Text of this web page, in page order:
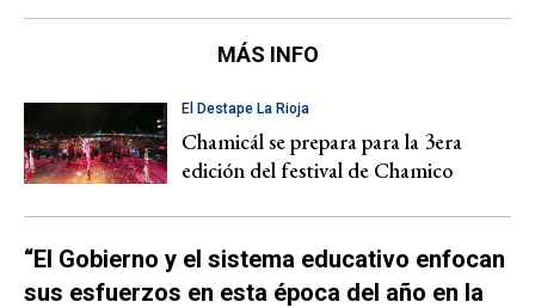
MÁS INFO
El Destape La Rioja
Chamicál se prepara para la 3era
edición del festival de Chamico
“El Gobierno y el sistema educativo enfocan
sus esfuerzos en esta época del año en la